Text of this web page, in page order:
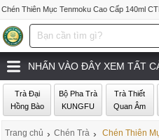
Chén Thiên Mục Tenmoku Cao Cấp 140ml
NHẤN VÀO ĐÂY XEM TẤT
Trà Đại
Hồng Bào
Bộ Pha Trà
KUNGFU
Trà Thiết
Quan Âm
Trang chủ › Chén Trà › Chén Thiên